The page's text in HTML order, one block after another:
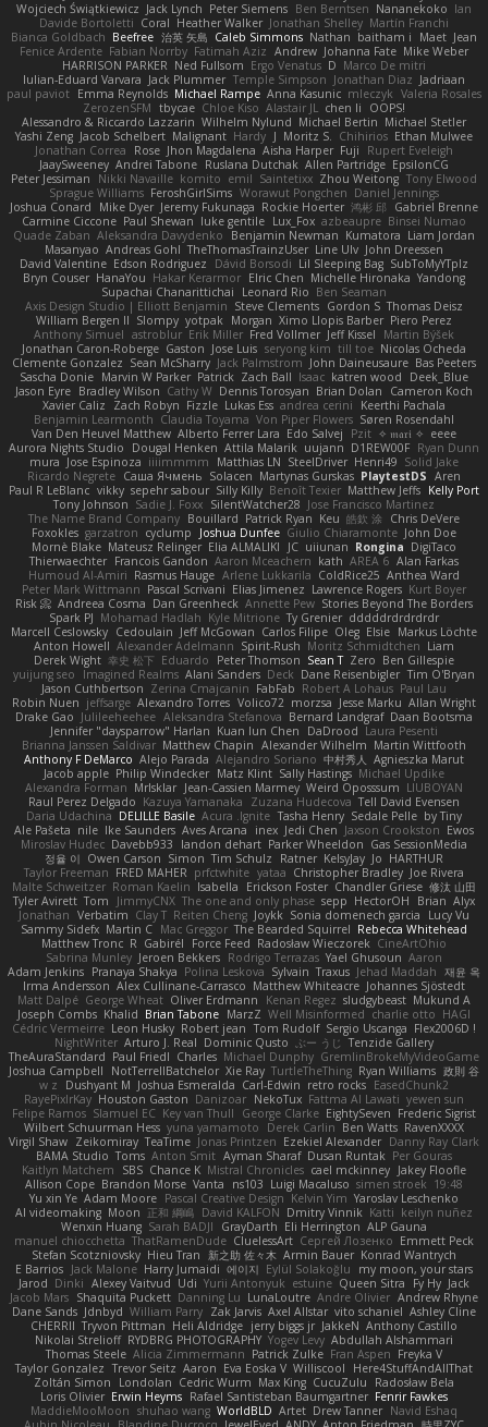
Wojciech Świątkiewicz Jack Lynch Peter Siemens Ben Berntsen Nananekoko Ian
Davide Bortoletti Coral Heather Walker Jonathan Shelley Martín Franchi
Bianca Goldbach Beefree 治英 矢島 Caleb Simmons Nathan baitham i Maet Jean
Fenice Ardente Fabian Norrby Fatimah Aziz Andrew Johanna Fate Mike Weber
HARRISON PARKER Ned Fullsom Ergo Venatus D Marco De mitri
Iulian-Eduard Varvara Jack Plummer Temple Simpson Jonathan Diaz Jadriaan
paul paviot Emma Reynolds Michael Rampe Anna Kasunic mleczyk Valeria Rosales
ZerozenSFM tbycae Chloe Kiso Alastair JL chen li
OOPS!
Alessandro & Riccardo Lazzarin Wilhelm Nylund Michael Bertin Michael Stetler
Yashi Zeng Jacob Schelbert Malignant Hardy J Moritz S. Chihirios Ethan Mulwee
Jonathan Correa
Rose Jhon Magdalena Aisha Harper Fuji
Rupert Eveleigh
JaaySweeney Andrei Tabone Ruslana Dutchak Allen Partridge EpsilonCG
Peter Jessiman
Nikki Navaille komito emil Saintetixx Zhou Weitong Tony Elwood
Sprague Williams FeroshGirlSims Worawut Pongchen Daniel Jennings
Joshua Conard
Mike Dyer Jeremy Fukunaga Rockie Hoerter 鸿彬 邱 Gabriel Brenne
Carmine Ciccone Paul Shewan luke gentile Lux_Fox azbeaupre Binsei Numao
Quade Zaban Aleksandra Davydenko Benjamin Newman Kumatora Liam Jordan
Masanyao Andreas Gohl TheThomasTrainzUser Line Ulv John Dreessen
David Valentine Edson Rodriguez Dávid Borsodi Lil Sleeping Bag SubToMyYTplz
Bryn Couser HanaYou Hakar Kerarmor Elric Chen Michelle Hironaka Yandong
Supachai Chanarittichai
Leonard Rio Ben Seaman
Axis Design Studio | Elliott Benjamin Steve Clements Gordon S Thomas Deisz
William Bergen II Slompy yotpak Morgan Ximo Llopis Barber Piero Perez
Anthony Simuel astroblur Erik Miller Fred Vollmer Jeff Kissel
Martin Býšek
Jonathan Caron-Roberge Gaston Jose Luis seryong kim till toe Nicolas Ocheda
Clemente Gonzalez Sean McSharry Jack Palmstrom John Daineusaure Bas Peeters
Sascha Donie Marvin W Parker Patrick Zach Ball Isaac katren wood
Deek_Blue
Jason Eyre Bradley Wilson Cathy W Dennis Torosyan Brian Dolan
Cameron Koch
Xavier Caliz
Zach Robyn Fizzle Lukas Ess andrea cerini
Keerthi Pachala
Benjamin Learmonth Claudia Toyama Von Piper Flowers Søren Rosendahl
Van Den Heuvel Matthew Alberto Ferrer Lara Edo Salvej Pzit ✧ 𝔪𝔞𝔯𝔦 ✧ eeee
Aurora Nights Studio
Dougal Henken Attila Malarik uujann D1REW00F Ryan Dunn
mura Jose Espinoza iiiimmmm Matthias LN SteelDriver Henri49 Solid Jake
Ricardo Negrete Саша Ячмень Solacen Martynas Gurskas PlaytestDS Aren
Paul R LeBlanc vikky sepehr sabour Silly Killy Benoît Texier Matthew Jeffs Kelly Port
Tony Johnson Sadie J. Foxx SilentWatcher28 Jose Francisco Martinez
The Name Brand Company Bouillard Patrick Ryan Keu 皓欽 涂 Chris DeVere
Foxokles garzatron cyclump Joshua Dunfee Giulio Chiaramonte John Doe
Mornè Blake Mateusz Relinger Elia ALMALIKI JC uiiunan Rongina DigiTaco
Thierwaechter Francois Gandon Aaron Mceachern kath AREA 6 Alan Farkas
Humoud Al-Amiri Rasmus Hauge Arlene Lukkarila ColdRice25 Anthea Ward
Peter Mark Wittmann Pascal Scrivani Elias Jimenez Lawrence Rogers Kurt Boyer
Risk 📀 Andreea Cosma Dan Greenheck Annette Pew Stories Beyond The Borders
Spark PJ Mohamad Hadlah Kyle Mitrione Ty Grenier dddddrdrdrdrdr
Marcell Ceslowsky Cedoulain Jeff McGowan Carlos Filipe Oleg Elsie Markus Löchte
Anton Howell Alexander Adelmann Spirit-Rush Moritz Schmidtchen Liam
Derek Wight 幸史 松下 Eduardo Peter Thomson Sean T Zero Ben Gillespie
yuijung seo
Imagined Realms Alani Sanders Deck Dane Reisenbigler Tim O'Bryan
Jason Cuthbertson Zerina Cmajcanin FabFab Robert A Lohaus Paul Lau
Robin Nuen jeffsarge Alexandro Torres Volico72 morzsa Jesse Marku Allan Wright
Drake Gao Julileeheehee Aleksandra Stefanova Bernard Landgraf Daan Bootsma
Jennifer "daysparrow" Harlan Kuan lun Chen DaDrood Laura Pesenti
Brianna Janssen Saldivar Matthew Chapin Alexander Wilhelm Martin Wittfooth
Anthony F DeMarco Alejo Parada Alejandro Soriano 中村秀人
Agnieszka Marut
Jacob apple Philip Windecker Matz Klint Sally Hastings Michael Updike
Alexandra Forman MrIsklar Jean-Cassien Marmey Weird Oposssum LIUBOYAN
Raul Perez Delgado Kazuya Yamanaka Zuzana Hudecova Tell David Evensen
Daria Udachina DELILLE Basile Acura .Ignite Tasha Henry Sedale Pelle by Tiny
Ale Pašeta nile Ike Saunders Aves Arcana inex Jedi Chen Jaxson Crookston Ewos
Miroslav Hudec Davebb933 landon dehart Parker Wheeldon Gas SessionMedia
정율 이 Owen Carson Simon Tim Schulz Ratner KelsyJay Jo HARTHUR
Taylor Freeman FRED MAHER prfctwhite yataa Christopher Bradley Joe Rivera
Malte Schweitzer Roman Kaelin Isabella Erickson Foster Chandler Griese 修汰 山田
Tyler Avirett Tom JimmyCNX The one and only phase sepp HectorOH Brian Alyx
Jonathan Verbatim Clay T Reiten Cheng Joykk Sonia domenech garcia
Lucy Vu
Sammy Sidefx Martin C Mac Greggor The Bearded Squirrel Rebecca Whitehead
Matthew Tronc R Gabirél Force Feed Radosław Wieczorek CineArtOhio
Sabrina Munley Jeroen Bekkers Rodrigo Terrazas Yael Ghusoun Aaron
Adam Jenkins Pranaya Shakya Polina Leskova Sylvain Traxus Jehad Maddah 재윤 옥
Irma Andersson Alex Cullinane-Carrasco Matthew Whiteacre Johannes Sjöstedt
Matt Dalpé George Wheat Oliver Erdmann Kenan Regez sludgybeast Mukund A
Joseph Combs Khalid Brian Tabone MarzZ Well Misinformed charlie otto HAGI
Cédric Vermeirre Leon Husky Robert jean Tom Rudolf Sergio Uscanga Flex2006D !
NightWriter Arturo J. Real Dominic Qusto ぶー うじ
Tenzide Gallery
TheAuraStandard Paul Friedl Charles Michael Dunphy GremlinBrokeMyVideoGame
Joshua Campbell
NotTerrellBatchelor Xie Ray TurtleTheThing Ryan Williams 政則 谷
w z
Dushyant M Joshua Esmeralda Carl-Edwin retro rocks EasedChunk2
RayePixlrKay Houston Gaston Danizoar NekoTux Fattma Al Lawati yewen sun
Felipe Ramos Slamuel EC Key van Thull George Clarke EightySeven Frederic Sigrist
Wilbert Schuurman Hess yuna yamamoto Derek Carlin Ben Watts RavenXXXX
Virgil Shaw Zeikomiray TeaTime Jonas Printzen Ezekiel Alexander Danny Ray Clark
BAMA Studio Toms Anton Smit Ayman Sharaf Dusan Runtak Per Gouras
Kaitlyn Matchem
SBS Chance K Mistral Chronicles cael mckinney Jakey Floofle
Allison Cope Brandon Morse Vanta ns103 Luigi Macaluso simen stroek 19:48
Yu xin Ye Adam Moore Pascal Creative Design Kelvin Yim Yaroslav Leschenko
AI videomaking Moon 正和 綱嶋 David KALFON Dmitry Vinnik Katti keilyn nuñez
Wenxin Huang Sarah BADJI GrayDarth Eli Herrington ALP Gauna
manuel chiocchetta ThatRamenDude CluelessArt Cергей Лозенко Emmett Peck
Stefan Scotzniovsky Hieu Tran 新之助 佐々木 Armin Bauer Konrad Wantrych
E Barrios Jack Malone Harry Jumaidi 에이지 Eylül Solakoğlu
my moon, your stars
Jarod Dinki Alexey Vaitvud Udi Yurii Antonyuk estuine Queen Sitra Fy Hy Jack
Jacob Mars Shaquita Puckett Danning Lu LunaLoutre Andre Olivier Andrew Rhyne
Dane Sands Jdnbyd William Parry Zak Jarvis Axel Allstar vito schaniel Ashley Cline
CHERRII Tryvon Pittman Heli Aldridge jerry biggs jr JakkeN Anthony Castillo
Nikolai Strelioff RYDBRG PHOTOGRAPHY Yogev Levy Abdullah Alshammari
Thomas Steele Alicia Zimmermann Patrick Zulke Fran Aspen Freyka V
Taylor Gonzalez Trevor Seitz Aaron Eva Eoska V Williscool
Here4StuffAndAllThat
Zoltán Simon
Londolan Cedric Wurm Max King CucuZulu
Radosław Bela
Loris Olivier Erwin Heyms Rafael Santisteban Baumgartner Fenrir Fawkes
MaddieMooMoon shuhao wang WorldBLD Artet Drew Tanner Navid Eshaq